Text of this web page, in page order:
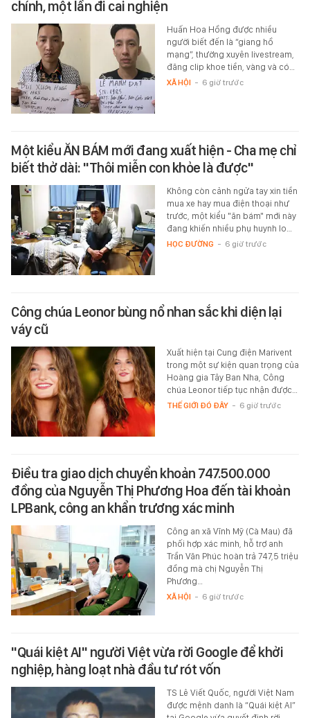
chính, một lần đi cai nghiện
Huấn Hoa Hồng được nhiều
người biết đến là “giang hồ
mạng”, thường xuyên livestream,
đăng clip khoe tiền, vàng và có…
XÃ HỘI - 6 giờ trước
Một kiểu ĂN BÁM mới đang xuất hiện - Cha mẹ chỉ
biết thở dài: "Thôi miễn con khỏe là được"
Không còn cảnh ngửa tay xin tiền
mua xe hay mua điện thoại như
trước, một kiểu "ăn bám" mới này
đang khiến nhiều phụ huynh lo…
HỌC ĐƯỜNG - 6 giờ trước
Công chúa Leonor bùng nổ nhan sắc khi diện lại
váy cũ
Xuất hiện tại Cung điện Marivent
trong một sự kiện quan trọng của
Hoàng gia Tây Ban Nha, Công
chúa Leonor tiếp tục nhận được…
THẾ GIỚI ĐÓ ĐÂY - 6 giờ trước
Điều tra giao dịch chuyển khoản 747.500.000
đồng của Nguyễn Thị Phương Hoa đến tài khoản
LPBank, công an khẩn trương xác minh
Công an xã Vĩnh Mỹ (Cà Mau) đã
phối hợp xác minh, hỗ trợ anh
Trần Văn Phúc hoàn trả 747,5 triệu
đồng mà chị Nguyễn Thị
Phương…
XÃ HỘI - 6 giờ trước
"Quái kiệt AI" người Việt vừa rời Google để khởi
nghiệp, hàng loạt nhà đầu tư rót vốn
TS Lê Viết Quốc, người Việt Nam
được mệnh danh là “Quái kiệt AI”